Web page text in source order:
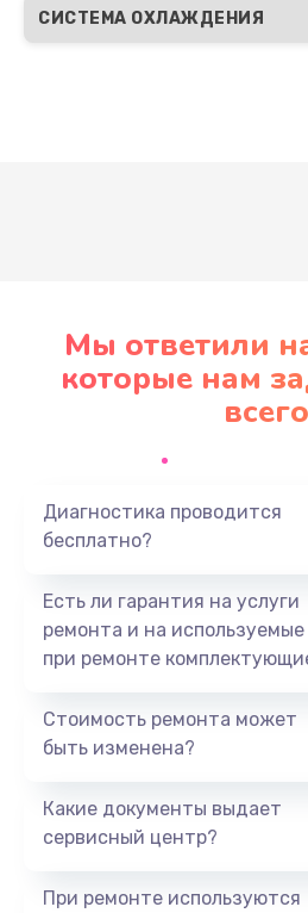
СИСТЕМА ОХЛАЖДЕНИЯ
Мы ответили
которые нам
всего
Диагностика проводится
бесплатно?
Есть ли гарантия на услуги
ремонта и на используемые
при ремонте
Стоимость ремонта может
быть изменена?
Какие документы выдает
сервисный центр?
При ремонте используются